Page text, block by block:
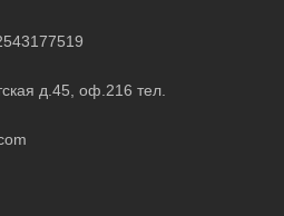
д.45, оф.216 тел.